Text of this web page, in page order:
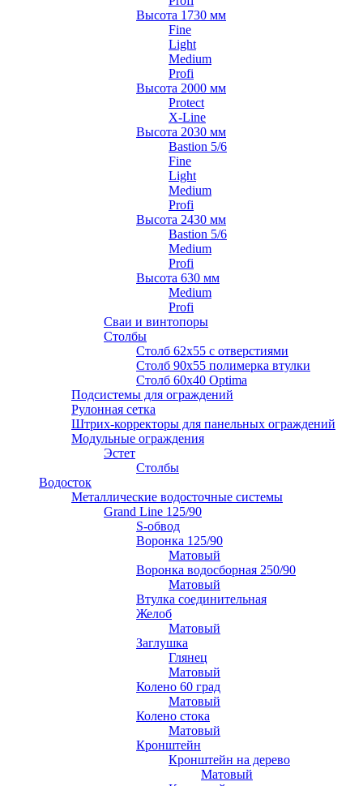
Высота 1730 мм
Fine
Light
Medium
Profi
Высота 2000 мм
Protect
X-Line
Высота 2030 мм
Bastion 5/6
Fine
Light
Medium
Profi
Высота 2430 мм
Bastion 5/6
Medium
Profi
Высота 630 мм
Medium
Profi
Сваи и винтопоры
Столбы
Cтолб 62х55 с отверстиями
Cтолб 90х55 полимерка втулки
Столб 60х40 Optima
Подсистемы для ограждений
Рулонная сетка
Штрих-корректоры для панельных ограждений
Модульные ограждения
Эстет
Столбы
Водосток
Металлические водосточные системы
Grand Line 125/90
S-обвод
Воронка 125/90
Матовый
Воронка водосборная 250/90
Матовый
Втулка соединительная
Желоб
Матовый
Заглушка
Глянец
Матовый
Колено 60 град
Матовый
Колено стока
Матовый
Кронштейн
Кронштейн на дерево
Матовый